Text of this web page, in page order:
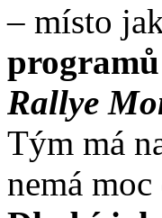
– místo
Rallye
Tým má
nemá moc